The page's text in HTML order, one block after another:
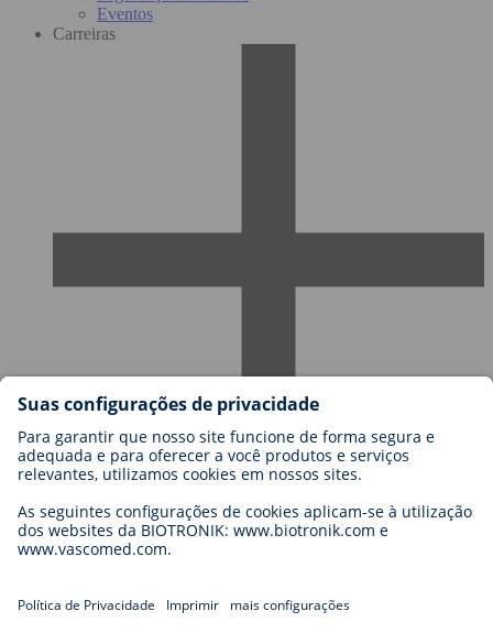
Eventos
Carreiras
Blog
Contato